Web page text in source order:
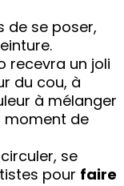
de se poser,
recevra un joli
du cou, à
à mélanger
moment de
se
pour faire